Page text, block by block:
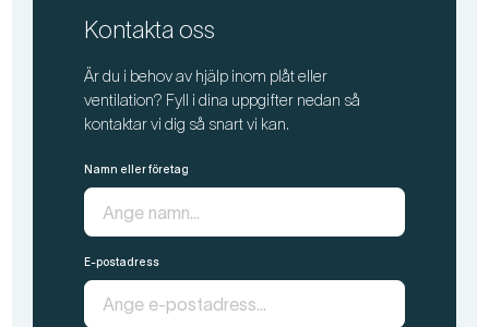
Kontakta oss
Är du i behov av hjälp inom plåt eller
ventilation? Fyll i dina uppgifter nedan så
kontaktar vi dig så snart vi kan.
Namn eller företag
E-postadress